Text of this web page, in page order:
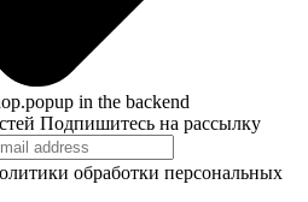
in the backend
Подпишитесь на рассылку
обработки персональных